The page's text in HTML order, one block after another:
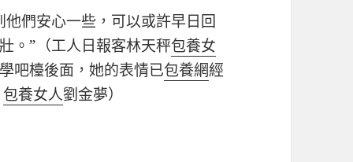
他們安心一些，可以或許早日回
。”（工人日報客林天秤包養女
吧檯後面，她的表情已包養網經
包養女人劉金夢）